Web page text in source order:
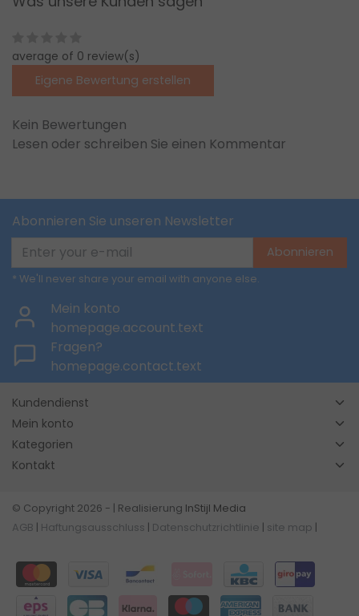
average of 0 review(s)
Eigene Bewertung erstellen
Kein Bewertungen
Lesen oder schreiben Sie einen Kommentar
Abonnieren Sie unseren Newsletter
Abonnieren
* We'll never share your email with anyone else.
Mein konto
homepage.account.text
Fragen?
homepage.contact.text
Kundendienst
Mein konto
Kategorien
Kontakt
© Copyright 2026 - | Realisierung InStijl Media
AGB
Haftungsausschluss Datenschutzrichtlinie site map